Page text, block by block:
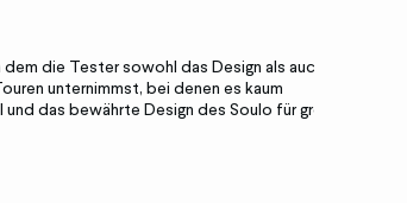
die Tester sowohl das Design als auch die
unternimmst, bei denen es kaum
das bewährte Design des Soulo für großes